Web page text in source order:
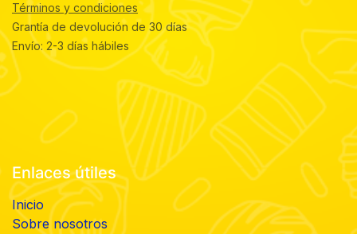
Términos y condiciones
Grantía de devolución de 30 días
Envío: 2-3 días hábiles
Enlaces útiles
Inicio
Sobre nosotros